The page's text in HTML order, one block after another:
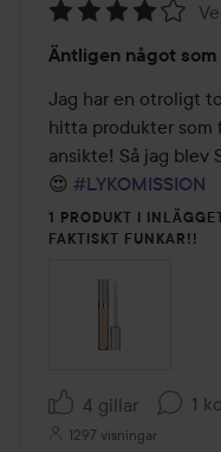
4
av
5
Äntligen något
Jag har en otroligt
hitta produkter
ansikte! Så jag blev
😍 #LYKOMISSION
1 PRODUKT I
FAKTISKT FUNKAR!!
4 gillar 1
1297 visningar